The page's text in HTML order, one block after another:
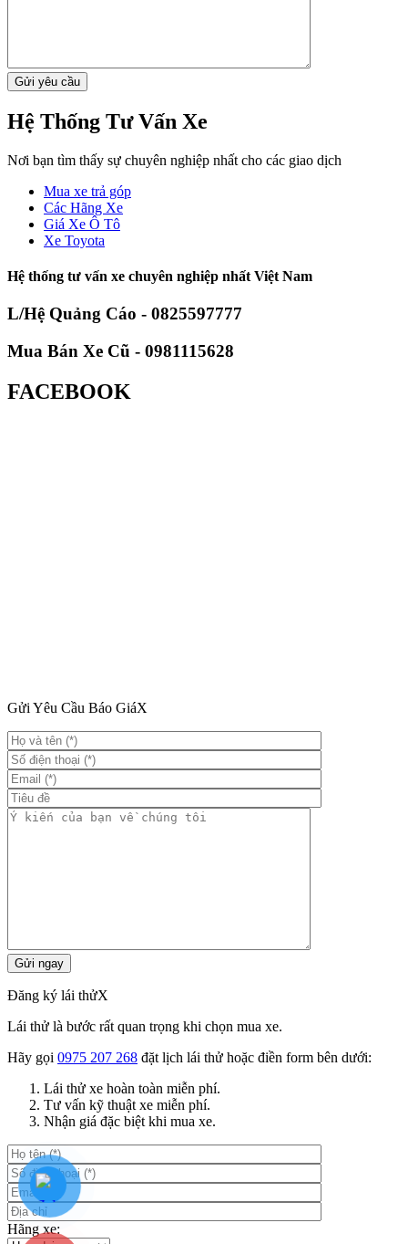
Hệ Thống Tư Vấn Xe
Nơi bạn tìm thấy sự chuyên nghiệp nhất cho các giao dịch
Mua xe trả góp
Các Hãng Xe
Giá Xe Ô Tô
Xe Toyota
Hệ thống tư vấn xe chuyên nghiệp nhất Việt Nam
L/Hệ Quảng Cáo - 0825597777
Mua Bán Xe Cũ - 0981115628
FACEBOOK
Gửi Yêu Cầu Báo GiáX
Đăng ký lái thửX
Lái thử là bước rất quan trọng khi chọn mua xe.
Hãy gọi 0975 207 268 đặt lịch lái thử hoặc điền form bên dưới:
Lái thử xe hoàn toàn miễn phí.
Tư vấn kỹ thuật xe miễn phí.
Nhận giá đặc biệt khi mua xe.
Hãng xe: